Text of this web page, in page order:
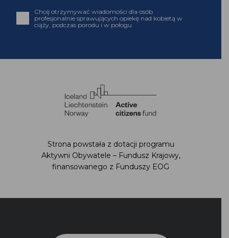
Chcę otrzymywać wiadomości dla osób
profesjonalnie sprawujących opiekę nad kobietą w
ciąży, podczas porodu i w połogu
Strona powstała z dotacji programu
Aktywni Obywatele – Fundusz Krajowy,
finansowanego z Funduszy EOG